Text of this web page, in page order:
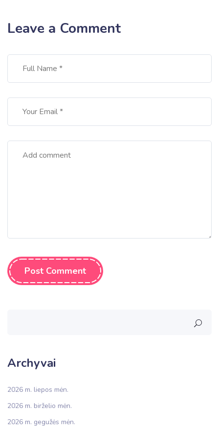
Leave a Comment
Post Comment
Archyvai
2026 m. liepos mėn.
2026 m. birželio mėn.
2026 m. gegužės mėn.